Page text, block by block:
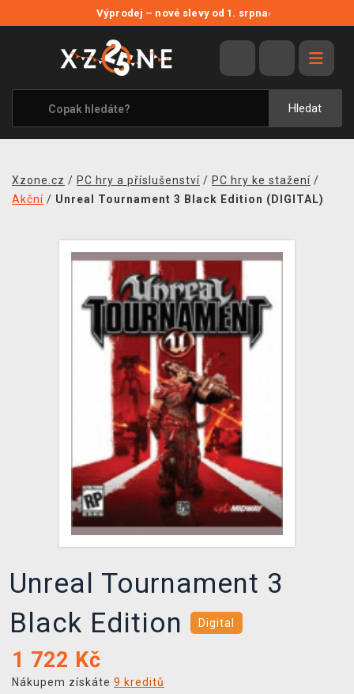
Výprodej – nové slevy od 1. srpna›
Hledat
VÝPRODEJ
VIDEOHRY
XZONE ORIGINALS
TÉMATIKY
MERCHANDISE
TCG & BOARDGAME HUB
VÝKUP HER (BAZAR)
Xzone.cz / PC hry a příslušenství / PC hry ke stažení /
Akční / Unreal Tournament 3 Black Edition (DIGITAL)
Unreal Tournament 3
Black Edition
Digital
1 722 Kč
Nákupem získáte 9 kreditů